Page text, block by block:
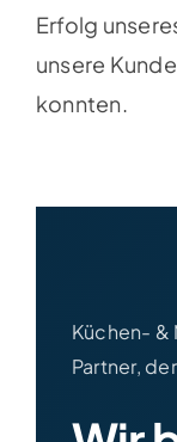
Erfolg
unsere
konnten.
Küchen-
Partner,